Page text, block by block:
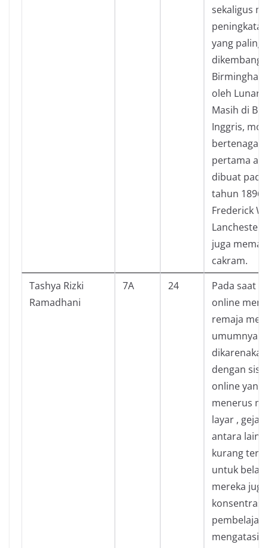
sekaligus
yang paling
oleh Lunar
Masih di
Inggris,
bertenaga
pertama
dibuat pada
tahun 1896
Frederick
juga
cakram.
Tashya Rizki
Ramadhani
7A 24
Pada saat
online
remaja
umumnya
dengan
online yang
menerus
layar ,
antara lain
kurang
untuk
mereka
konsentrasi
mengatasi